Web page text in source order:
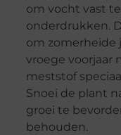
om vocht vast
onderdrukken.
om zomerheide
vroege voorjaar
meststof
Snoei de plant
groei te
behouden.